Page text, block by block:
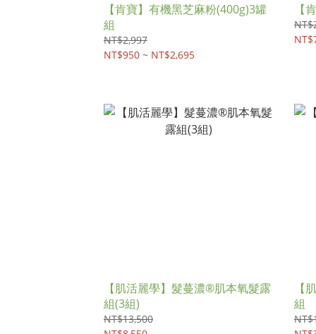
【肯寶】有機黑芝麻粉(400g)3罐
組
NT$2,997
NT$950 ~ NT$2,695
【
【肌活麗學】髮蔓濃®肌本氧髮露
組(3組)
NT$13,500
【
組